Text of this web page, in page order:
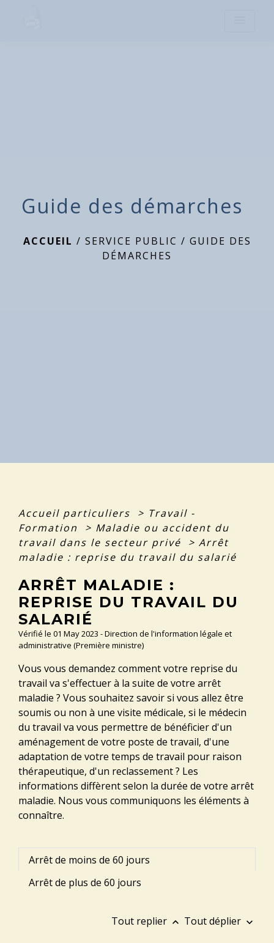
Guide des démarches
ACCUEIL / SERVICE PUBLIC / GUIDE DES
DÉMARCHES
Accueil particuliers > Travail -
Formation
> Maladie ou accident du
travail dans le secteur privé
> Arrêt
maladie : reprise du travail du salarié
ARRÊT MALADIE :
REPRISE DU TRAVAIL DU
SALARIÉ
Vérifié le 01 May 2023 - Direction de l'information légale et
administrative (Première ministre)
Vous vous demandez comment votre reprise du
travail va s'effectuer à la suite de votre arrêt
maladie ? Vous souhaitez savoir si vous allez être
soumis ou non à une visite médicale, si le médecin
du travail va vous permettre de bénéficier d'un
aménagement de votre poste de travail, d'une
adaptation de votre temps de travail pour raison
thérapeutique, d'un reclassement ? Les
informations diffèrent selon la durée de votre arrêt
maladie. Nous vous communiquons les éléments à
connaître.
Arrêt de moins de 60 jours
Arrêt de plus de 60 jours
Tout replier keyboard_arrow_up Tout déplier keyboard_arrow_down